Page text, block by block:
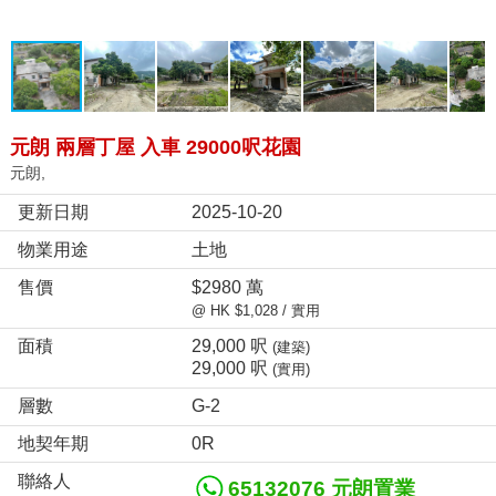
元朗 兩層丁屋 入車 29000呎花園
元朗,
更新日期
2025-10-20
物業用途
土地
售價
$2980 萬
@ HK $1,028 / 實用
面積 29,000 呎 (建築)
29,000 呎 (實用)
層數
G-2
地契年期
0R
聯絡人
65132076 元朗置業